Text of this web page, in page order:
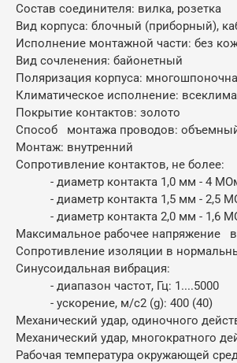
Состав соединителя: вилка, розетка
Вид корпуса: блочный (приборный),
Исполнение монтажной части: без
Вид сочленения: байонетный
Поляризация корпуса:
Климатическое исполнение:
Покрытие контактов: золото
Способ монтажа проводов:
Монтаж: внутренний
Сопротивление контактов, не более:
- диаметр контакта 1,0 мм - 4
- диаметр контакта 1,5 мм - 2,5
- диаметр контакта 2,0 мм - 1,6
Максимальное рабочее напряжение в
Сопротивление изоляции в
Синусоидальная вибрация:
- диапазон частот, Гц: 1....5000
- ускорение, м/с2 (g): 400 (40)
Механический удар, одиночного
Механический удар, многократного
Рабочая температура окружающей